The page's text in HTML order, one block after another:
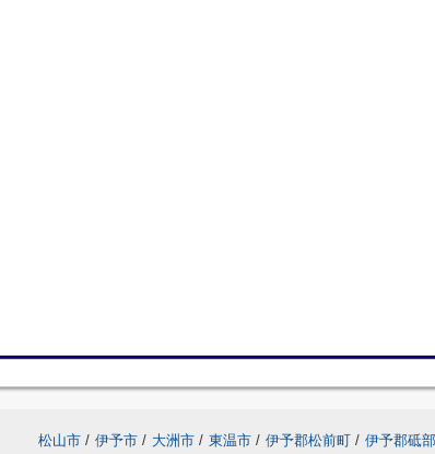
松山市 / 伊予市 / 大洲市 / 東温市 / 伊予郡松前町 / 伊予郡砥